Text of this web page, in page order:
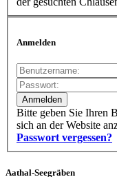
Anmelden
Bitte geben Sie Ihren
sich an der Website
Passwort vergessen?
Aathal-Seegräben